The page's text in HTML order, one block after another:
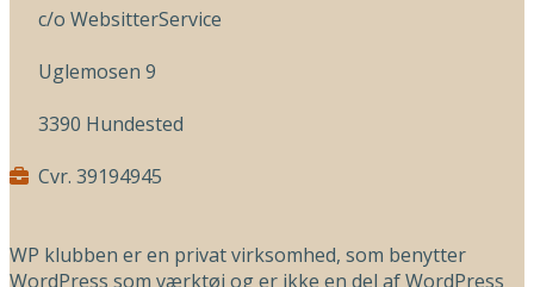
c/o WebsitterService
Uglemosen 9
3390 Hundested
Cvr. 39194945
WP klubben er en privat virksomhed, som benytter
WordPress som værktøj og er ikke en del af WordPress